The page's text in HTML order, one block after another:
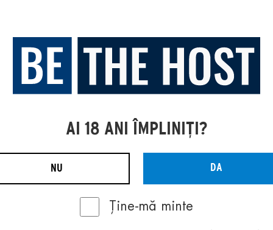
AI 18 ANI ÎMPLINIȚI?
NU DA
Ține-mă minte